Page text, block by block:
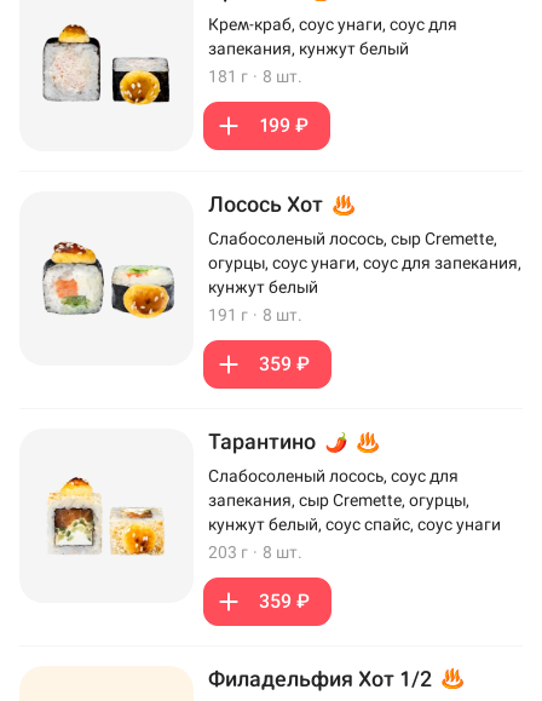
Крем-краб, соус унаги, соус для
запекания, кунжут белый
181 г · 8 шт.
199 ₽
Лосось Хот
Слабосоленый лосось, сыр Cremette,
огурцы, соус унаги, соус для запекания,
кунжут белый
191 г · 8 шт.
359 ₽
Тарантино
Слабосоленый лосось, соус для
запекания, сыр Cremette, огурцы,
кунжут белый, соус спайс, соус унаги
203 г · 8 шт.
359 ₽
Филадельфия Хот 1/2